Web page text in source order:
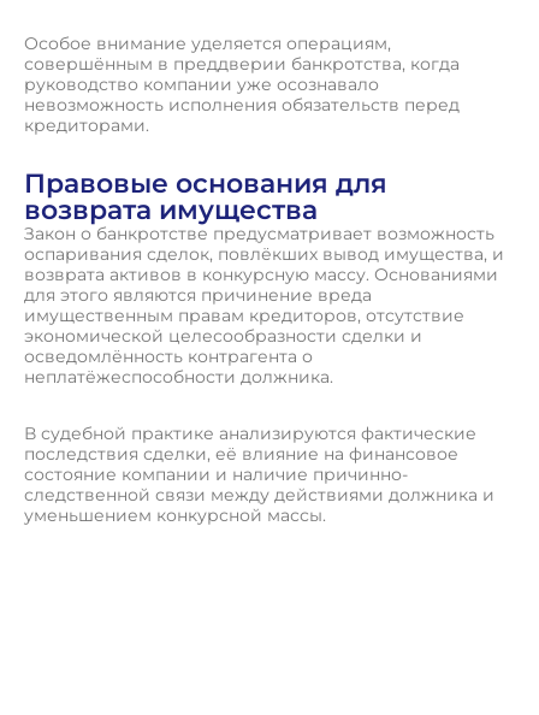
Особое внимание уделяется операциям,
совершённым в преддверии банкротства, когда
руководство компании уже осознавало
невозможность исполнения обязательств перед
кредиторами.
Правовые основания для
возврата имущества
Закон о банкротстве предусматривает возможность
оспаривания сделок, повлёкших вывод имущества, и
возврата активов в конкурсную массу. Основаниями
для этого являются причинение вреда
имущественным правам кредиторов, отсутствие
экономической целесообразности сделки и
осведомлённость контрагента о
неплатёжеспособности должника.
В судебной практике анализируются фактические
последствия сделки, её влияние на финансовое
состояние компании и наличие причинно-
следственной связи между действиями должника и
уменьшением конкурсной массы.